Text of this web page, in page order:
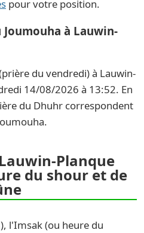
pour votre position.
à Lauwin-
du vendredi) à Lauwin-
14/08/2026 à 13:52. En
du Dhuhr correspondent
Planque
du shour et de
l'Imsak (ou heure du